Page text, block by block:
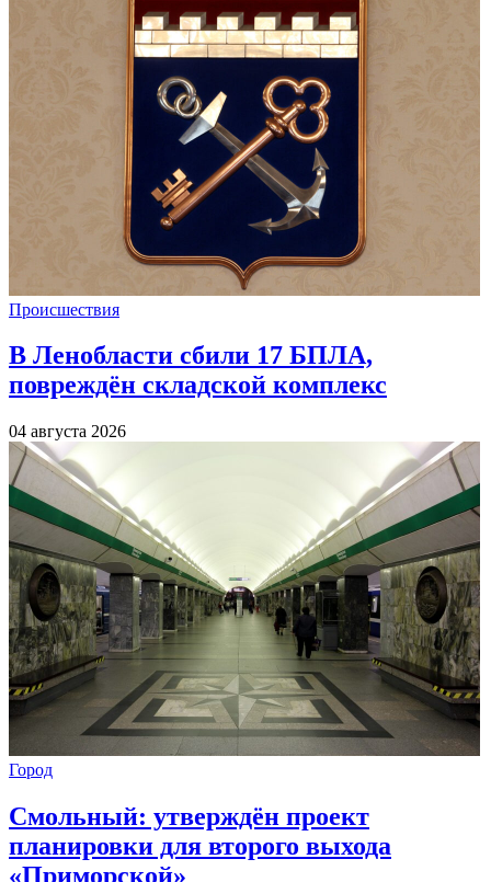
Происшествия
В Ленобласти сбили 17 БПЛА,
повреждён складской комплекс
04 августа 2026
Город
Смольный: утверждён проект
планировки для второго выхода
«Приморской»